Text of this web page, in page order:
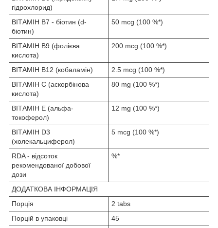
гідрохлорид)
ВІТАМІН B7 - біотин (d-
біотин)
50 mcg (100 %*)
ВІТАМІН B9 (фолієва
кислота)
200 mcg (100 %*)
ВІТАМІН B12 (кобаламін)
2.5 mcg (100 %*)
ВІТАМІН C (аскорбінова
кислота)
80 mg (100 %*)
ВІТАМІН E (альфа-
токоферол)
12 mg (100 %*)
ВІТАМІН D3
(холекальциферол)
5 mcg (100 %*)
RDA - відсоток
рекомендованої добової
дози
%*
ДОДАТКОВА ІНФОРМАЦІЯ
Порція
2 tabs
Порцій в упаковці
45